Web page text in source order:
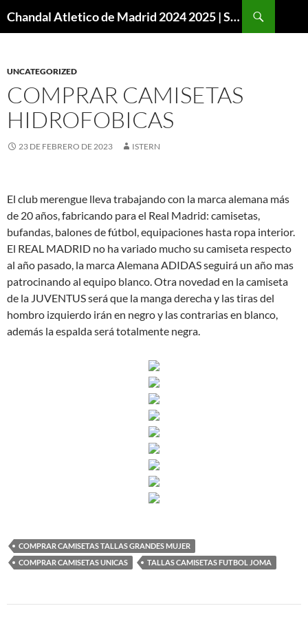
Chandal Atletico de Madrid 2024 2025 | SuperVigo
UNCATEGORIZED
COMPRAR CAMISETAS
HIDROFOBICAS
23 DE FEBRERO DE 2023 ISTERN
El club merengue lleva trabajando con la marca alemana más
de 20 años, fabricando para el Real Madrid: camisetas,
bufandas, balones de fútbol, equipaciones hasta ropa interior.
El REAL MADRID no ha variado mucho su camiseta respecto
al año pasado, la marca Alemana ADIDAS seguirá un año mas
patrocinando al equipo blanco. Otra novedad en la camiseta
de la JUVENTUS será que la manga derecha y las tiras del
hombro izquierdo irán en negro y las contrarias en blanco,
además la espalda será totalmente negra.
COMPRAR CAMISETAS TALLAS GRANDES MUJER
COMPRAR CAMISETAS UNICAS
TALLAS CAMISETAS FUTBOL JOMA